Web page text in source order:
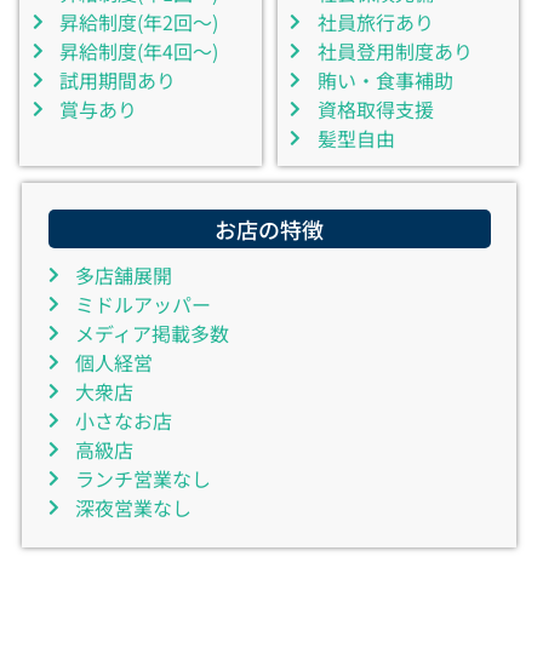
昇給制度(年2回～)
昇給制度(年4回～)
試用期間あり
賞与あり
社員旅行あり
社員登用制度あり
賄い・食事補助
資格取得支援
髪型自由
お店の特徴
多店舗展開
ミドルアッパー
メディア掲載多数
個人経営
大衆店
小さなお店
高級店
ランチ営業なし
深夜営業なし